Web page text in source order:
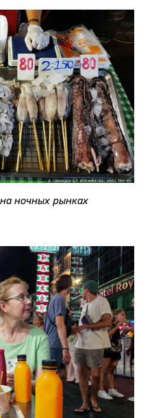
ночных рынках